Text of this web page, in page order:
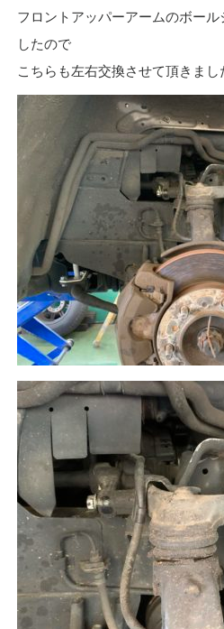
フロントアッパーアームのボー
したので
こちらも左右交換させて頂きまし